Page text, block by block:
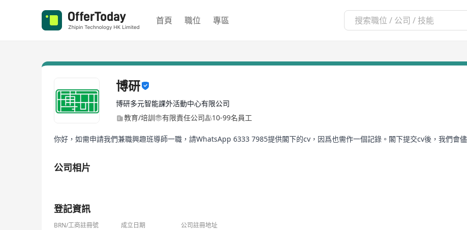
首頁 職位 專區
博研
博研多元智能課外活動中心有限公司
教育/培訓
有限責任公司 10-99名員工
你好，如需申請我們兼職興趣班導師一職，請WhatsApp 6333 7985提供閣下的cv，因爲也需作一個記錄。閣下提交cv後，我們會
公司相片
登記資訊
BRN/工商註冊號 成立日期 公司註冊地址